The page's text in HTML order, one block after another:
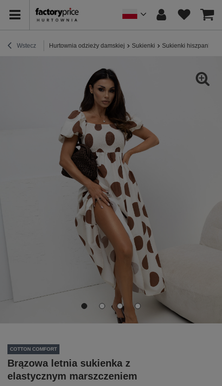
Wstecz Hurtownia odzieży damskiej Sukienki Sukienki hiszpanki
COTTON COMFORT
Brązowa letnia sukienka z
elastycznym marszczeniem